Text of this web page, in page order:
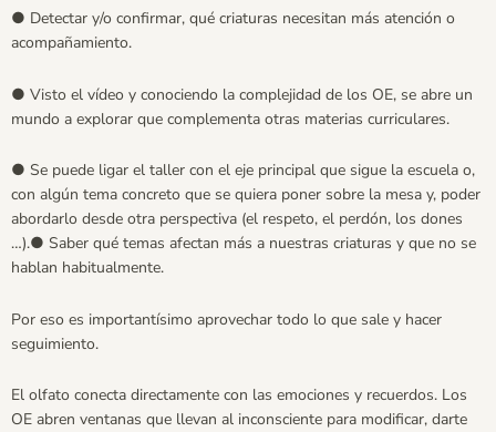
● Detectar y/o confirmar, qué criaturas necesitan más atención o
acompañamiento.
● Visto el vídeo y conociendo la complejidad de los OE, se abre un
mundo a explorar que complementa otras materias curriculares.
● Se puede ligar el taller con el eje principal que sigue la escuela o,
con algún tema concreto que se quiera poner sobre la mesa y, poder
abordarlo desde otra perspectiva (el respeto, el perdón, los dones
…).● Saber qué temas afectan más a nuestras criaturas y que no se
hablan habitualmente.
Por eso es importantísimo aprovechar todo lo que sale y hacer
seguimiento.
El olfato conecta directamente con las emociones y recuerdos. Los
OE abren ventanas que llevan al inconsciente para modificar, darte